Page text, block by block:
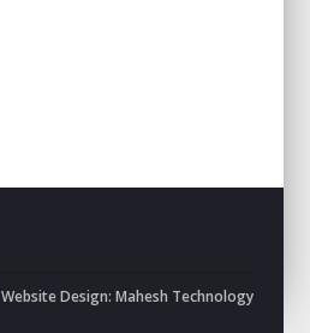
Website Design: Mahesh Technology